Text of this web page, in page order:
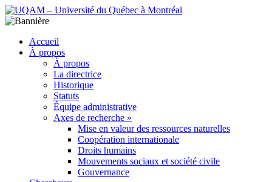
Accueil
À propos
À propos
La directrice
Historique
Statuts
Équipe administrative
Axes de recherche »
Mise en valeur des ressources naturelles
Coopération internationale
Droits humains
Mouvements sociaux et société civile
Gouvernance